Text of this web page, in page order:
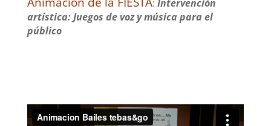
: Intervención
artística: Juegos de voz y música para el
público